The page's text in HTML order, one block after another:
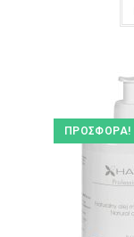
ΠΡΟΣΦΟΡΆ!